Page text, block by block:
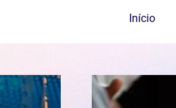
Início